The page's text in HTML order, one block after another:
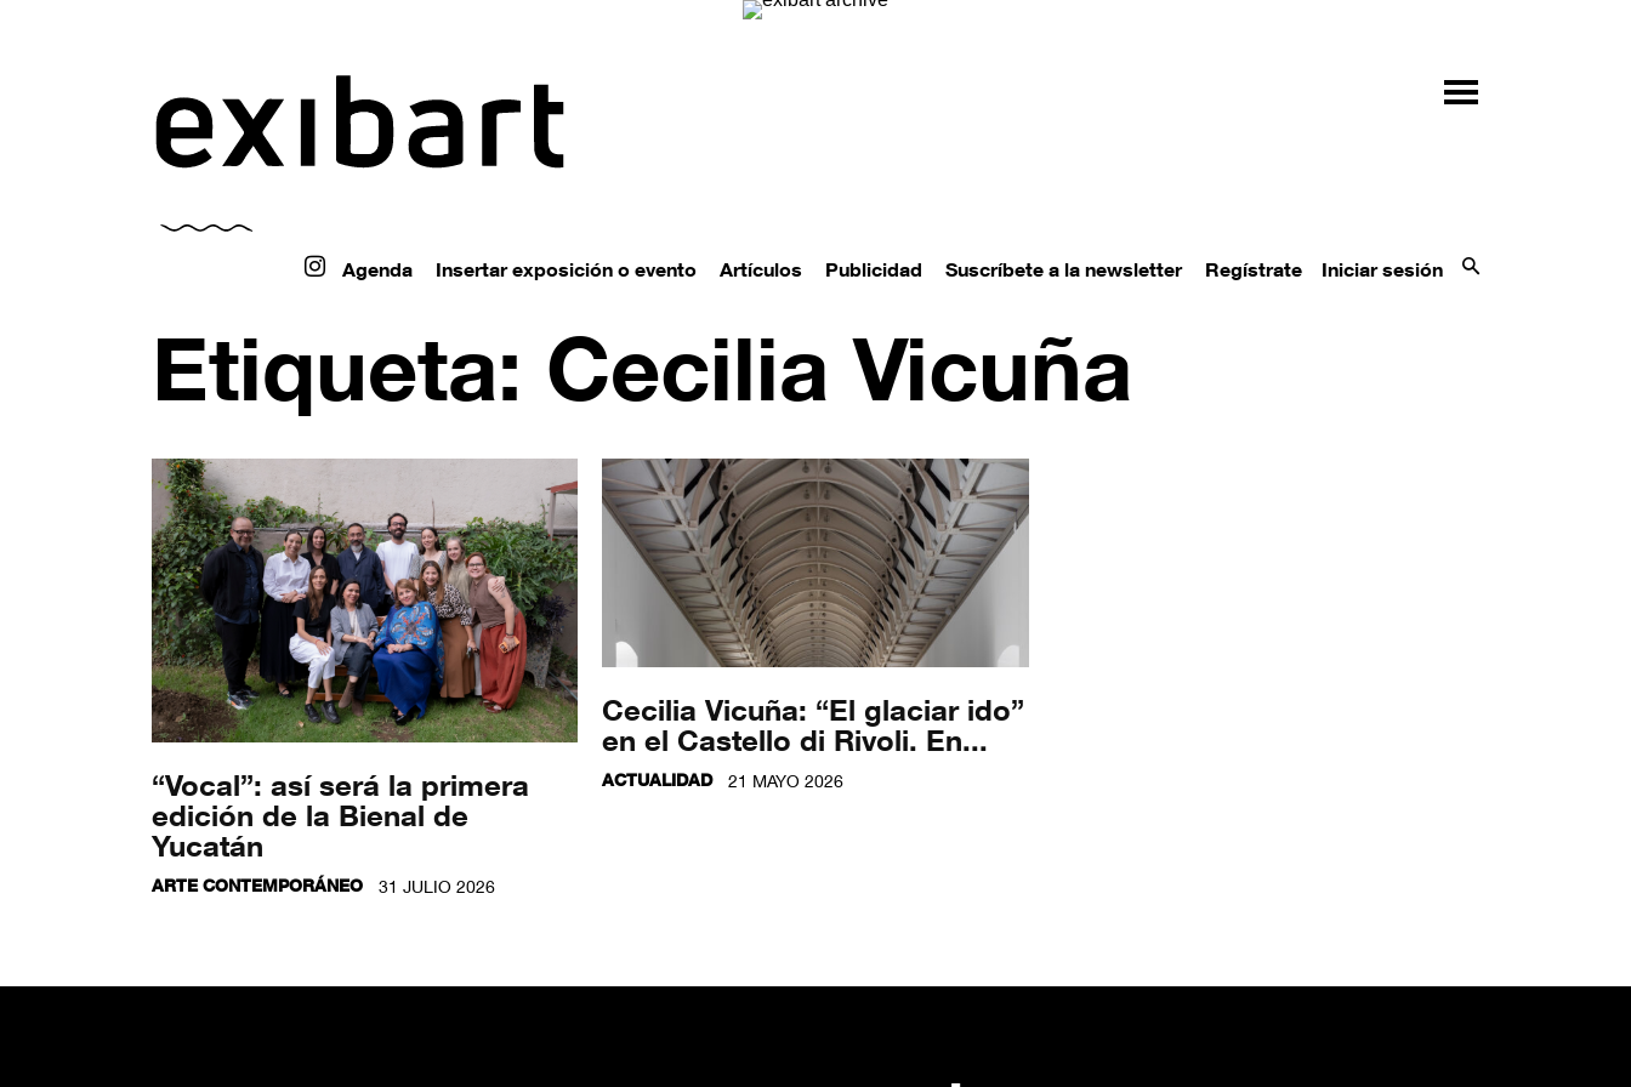
Agenda Insertar exposición o evento Artículos Publicidad Suscríbete a la newsletter Regístrate Iniciar sesión
Etiqueta: Cecilia Vicuña
“Vocal”: así será la primera
edición de la Bienal de
Yucatán
ARTE CONTEMPORÁNEO 31 JULIO 2026
Cecilia Vicuña: “El glaciar ido”
en el Castello di Rivoli. En...
ACTUALIDAD 21 MAYO 2026